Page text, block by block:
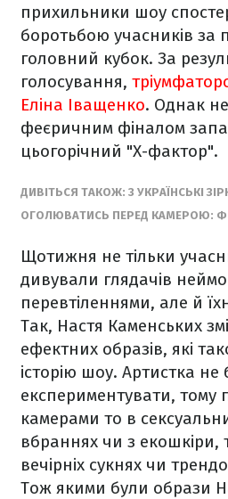
прихильники шоу
боротьбою учасників за
головний кубок. За
голосування,
Еліна Іващенко. Однак не
феєричним фіналом
цьогорічний "Х-фактор".
ДИВІТЬСЯ ТАКОЖ: 3 УКРАЇНСЬКІ
ОГОЛЮВАТИСЬ ПЕРЕД КАМЕРОЮ:
Щотижня не тільки
дивували глядачів
перевтіленнями, але й
Так, Настя Каменських
ефектних образів, які
історію шоу. Артистка не
експериментувати, тому
камерами то в
вбраннях чи з екошкіри,
вечірніх сукнях чи
Тож якими були образи